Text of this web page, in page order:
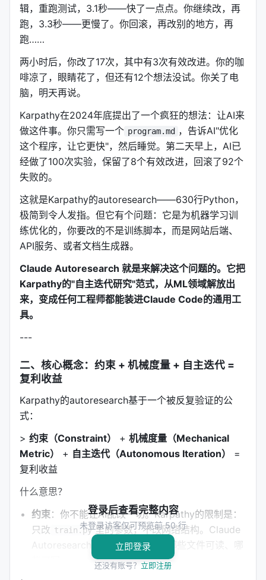
辑，重跑测试，3.1秒——快了一点点。你继续改，再
跑，3.3秒——更慢了。你回滚，再改别的地方，再
跑……
两小时后，你改了17次，其中有3次有效改进。你的咖
啡凉了，眼睛花了，但还有12个想法没试。你关了电
脑，明天再说。
Karpathy在2024年底提出了一个疯狂的想法：让AI来
做这件事。你只需写一个 program.md ，告诉AI"优化
这个程序，让它更快"，然后睡觉。第二天早上，AI已
经做了100次实验，保留了8个有效改进，回滚了92个
失败的。
这就是Karpathy的autoresearch——630行Python，
极简到令人发指。但它有个问题：它是为机器学习训
练优化的，你要改的不是训练脚本，而是网站后端、
API服务、或者文档生成器。
Claude Autoresearch 就是来解决这个问题的。它把
Karpathy的"自主迭代研究"范式，从ML领域解放出
来，变成任何工程师都能装进Claude Code的通用工
具。
---
二、核心概念：约束 + 机械度量 + 自主迭代 =
复利收益
Karpathy的autoresearch基于一个被反复验证的公
式：
> 约束（Constraint） + 机械度量（Mechanical
Metric）
+ 自主迭代（Autonomous Iteration）
=
复利收益
什么意思？
约束：你不能让AI乱改一切。Karpathy的限制是：
只改 train.py 里的参数，不改网络结构。Claude
Autoresearch的限制是：你指定哪些文件可读、哪
登录后查看完整内容
未登录访客仅可预览前 50 行
立即登录
还没有账号？ 立即注册